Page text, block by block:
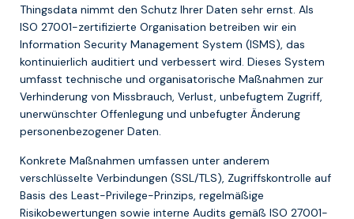
Thingsdata nimmt den Schutz Ihrer Daten sehr ernst. Als
ISO 27001-zertifizierte Organisation betreiben wir ein
Information Security Management System (ISMS), das
kontinuierlich auditiert und verbessert wird. Dieses System
umfasst technische und organisatorische Maßnahmen zur
Verhinderung von Missbrauch, Verlust, unbefugtem Zugriff,
unerwünschter Offenlegung und unbefugter Änderung
personenbezogener Daten.
Konkrete Maßnahmen umfassen unter anderem
verschlüsselte Verbindungen (SSL/TLS), Zugriffskontrolle auf
Basis des Least-Privilege-Prinzips, regelmäßige
Risikobewertungen sowie interne Audits gemäß ISO 27001-